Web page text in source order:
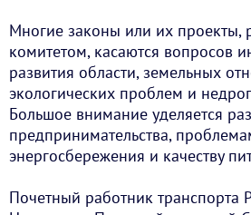
Многие законы или их проекты,
комитетом, касаются вопросов
развития области, земельных
экологических проблем и
Большое внимание уделяется
предпринимательства,
энергосбережения и качеству
Почетный работник транспорта